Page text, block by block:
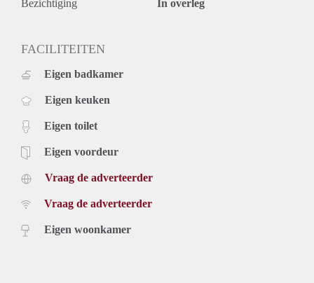
Bezichtiging In overleg
FACILITEITEN
Eigen badkamer
Eigen keuken
Eigen toilet
Eigen voordeur
Vraag de adverteerder
Vraag de adverteerder
Eigen woonkamer